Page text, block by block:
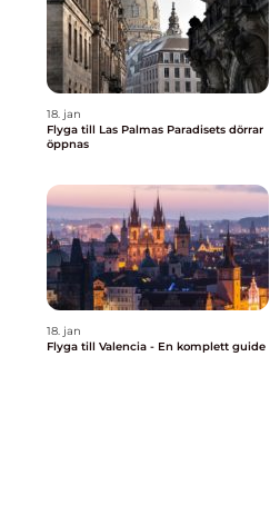
18. jan
Flyga till Las Palmas Paradisets dörrar
öppnas
18. jan
Flyga till Valencia - En komplett guide